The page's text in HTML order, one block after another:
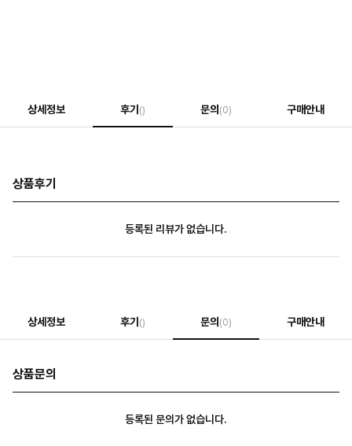
상세정보 후기 () 문의 (0) 구매안내
상품후기
등록된 리뷰가 없습니다.
상세정보 후기 () 문의 (0) 구매안내
상품문의
등록된 문의가 없습니다.